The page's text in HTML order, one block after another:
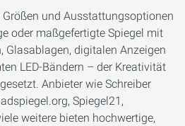
und Ausstattungsoptionen
oder maßgefertigte Spiegel mit
Glasablagen, digitalen Anzeigen
LED-Bändern – der Kreativität
Anbieter wie Schreiber
Spiegel21,
weitere bieten hochwertige,